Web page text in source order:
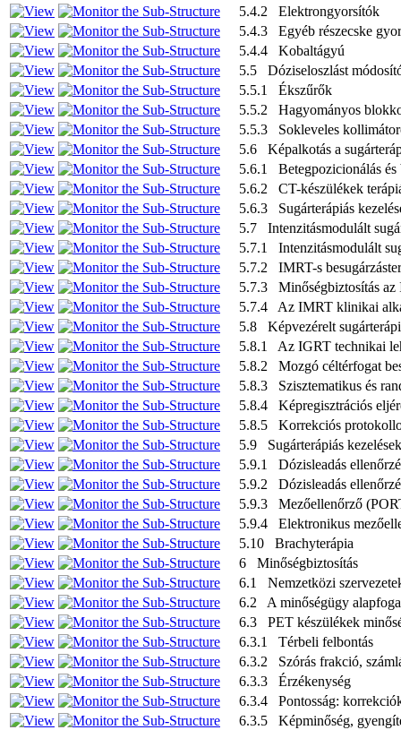
5.4.2 Elektrongyorsítók
5.4.3 Egyéb részecske
5.4.4 Kobaltágyú
5.5 Dóziseloszlást
5.5.1 Ékszűrők
5.5.2 Hagyományos
5.5.3 Sokleveles
5.6 Képalkotás a
5.6.1 Betegpozicionálás és
5.6.2 CT-készülékek
5.6.3 Sugárterápiás
5.7 Intenzitásmodulált
5.7.1 Intenzitásmodulált
5.7.2 IMRT-s
5.7.3 Minőségbiztosítás az
5.7.4 Az IMRT klinikai
5.8 Képvezérelt
5.8.1 Az IGRT technikai
5.8.2 Mozgó céltérfogat
5.8.3 Szisztematikus és
5.8.4 Képregisztrációs
5.8.5 Korrekciós
5.9 Sugárterápiás
5.9.1 Dózisleadás
5.9.2 Dózisleadás
5.9.3 Mezőellenőrző
5.9.4 Elektronikus
5.10 Brachyterápia
6 Minőségbiztosítás
6.1 Nemzetközi
6.2 A minőségügy
6.3 PET készülékek
6.3.1 Térbeli felbontás
6.3.2 Szórás frakció,
6.3.3 Érzékenység
6.3.4 Pontosság:
6.3.5 Képminőség,